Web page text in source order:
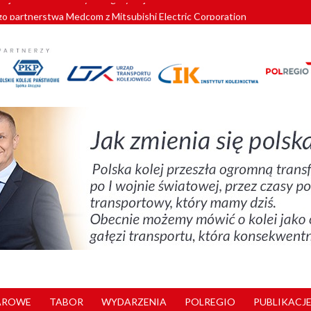
partnerstwa Medcom z Mitsubishi Electric Corporation
znów szuka dostawcy nowych EZT
kolejowych w północnej Wielkopolsce. Łatwiejsze dojazdy do pracy i
nowe standardy kategoryzacji dworców
TABOR WYDARZENIA POLREGIO